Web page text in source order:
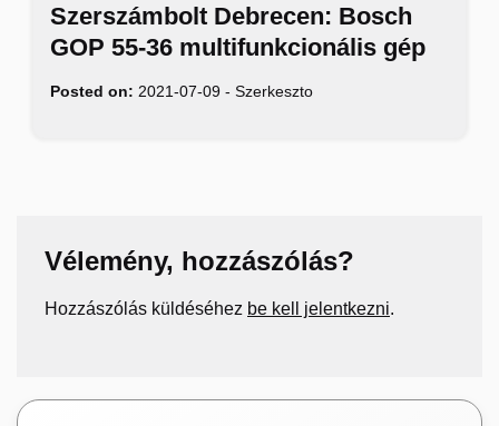
Szerszámbolt Debrecen: Bosch
GOP 55-36 multifunkcionális gép
Posted on: 2021-07-09 - Szerkeszto
Vélemény, hozzászólás?
Hozzászólás küldéséhez be kell jelentkezni.